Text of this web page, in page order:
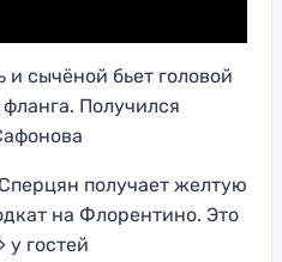
и сычёной бьет головой
Получился
получает желтую
на Флорентино. Это
гостей